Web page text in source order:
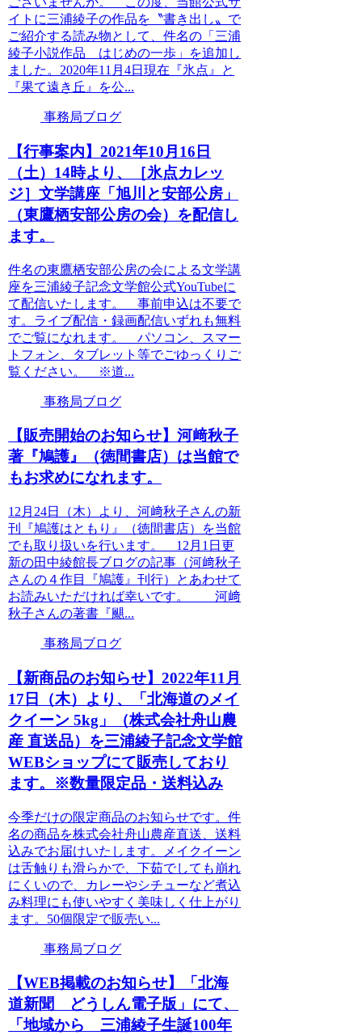
イトに三浦綾子の作品を〝書き出し〟で
ご紹介する読み物として、件名の「三浦
綾子小説作品 はじめの一歩」を追加し
ました。2020年11月4日現在『氷点』と
『果て遠き丘』を公...
事務局ブログ
【行事案内】2021年10月16日
（土）14時より、［氷点カレッ
ジ］文学講座「旭川と安部公房」
（東鷹栖安部公房の会）を配信し
ます。
件名の東鷹栖安部公房の会による文学講
座を三浦綾子記念文学館公式YouTubeに
て配信いたします。 事前申込は不要で
す。ライブ配信・録画配信いずれも無料
でご覧になれます。 パソコン、スマー
トフォン、タブレット等でごゆっくりご
覧ください。 ※道...
事務局ブログ
【販売開始のお知らせ】河﨑秋子
著『鳩護』（徳間書店）は当館で
もお求めになれます。
12月24日（木）より、河﨑秋子さんの新
刊『鳩護はともり』（徳間書店）を当館
でも取り扱いを行います。 12月1日更
新の田中綾館長ブログの記事（河﨑秋子
さんの４作目『鳩護』刊行）とあわせて
お読みいただければ幸いです。 河﨑
秋子さんの著書『颶...
事務局ブログ
【新商品のお知らせ】2022年11月
17日（木）より、「北海道のメイ
クイーン 5kg」（株式会社舟山農
産 直送品）を三浦綾子記念文学館
WEBショップにて販売しており
ます。※数量限定品・送料込み
今季だけの限定商品のお知らせです。件
名の商品を株式会社舟山農産直送、送料
込みでお届けいたします。メイクイーン
は舌触りも滑らかで、下茹でしても崩れ
にくいので、カレーやシチューなど煮込
み料理にも使いやすく美味しく仕上がり
ます。50個限定で販売い...
事務局ブログ
【WEB掲載のお知らせ】「北海
道新聞 どうしん電子版」にて、
「地域から 三浦綾子生誕100年